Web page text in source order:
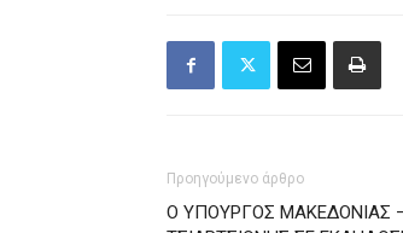
Προηγούμενο άρθρο
Ο ΥΠΟΥΡΓΟΣ ΜΑΚΕΔΟΝΙΑΣ